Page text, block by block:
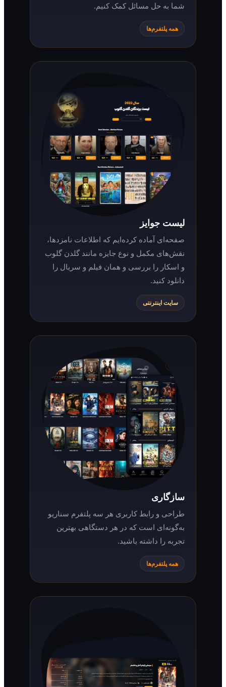
شما به حل مسائل کمک کنیم.
همه پلتفرم‌ها
لیست جوایز
صفحه‌ای آماده کرده‌ایم که اطلاعات نامزدها،
نقش‌های مکمل و نوع جایزه مانند گلدن گلوب
و اسکار را بررسی و همان فیلم و سریال را
سایت اینترنتی
طراحی و رابط کاربری هر سه پلتفرم سناریو
به‌گونه‌ای است که در هر دستگاهی بهترین
تجربه را داشته باشید.
همه پلتفرم‌ها